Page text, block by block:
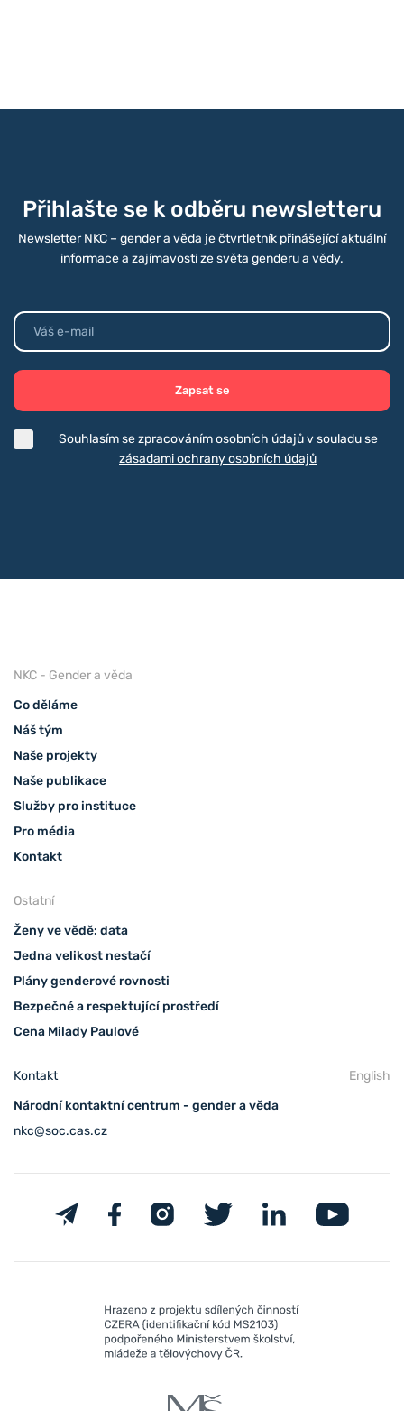
Přihlašte se k odběru newsletteru
Newsletter NKC – gender a věda je čtvrtletník přinášející aktuální
informace a zajímavosti ze světa genderu a vědy.
Zapsat se
Souhlasím se zpracováním osobních údajů v souladu se
zásadami ochrany osobních údajů
NKC - Gender a věda
Co děláme
Náš tým
Naše projekty
Naše publikace
Služby pro instituce
Pro média
Kontakt
Ostatní
Ženy ve vědě: data
Jedna velikost nestačí
Plány genderové rovnosti
Bezpečné a respektující prostředí
Cena Milady Paulové
Kontakt
English
Národní kontaktní centrum - gender a věda
nkc@soc.cas.cz